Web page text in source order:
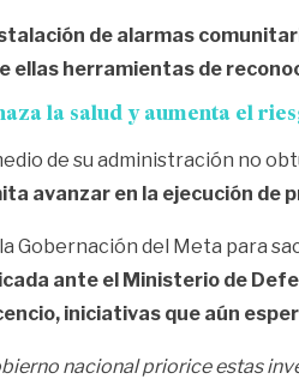
de alarmas
ellas herramientas de
la salud y aumenta el
de su administración no
avanzar en la ejecución
del Meta para
ante el Ministerio de
iniciativas que aún
nacional priorice estas